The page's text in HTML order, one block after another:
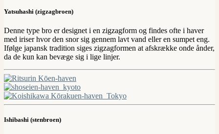
Yatsuhashi (zigzagbroen)
Denne type bro er designet i en zigzagform og findes ofte i haver
med iriser hvor den snor sig gennem lavt vand eller en sumpet eng.
Ifølge japansk tradition siges zigzagformen at afskrække onde ånder,
da de kun kan bevæge sig i lige linjer.
Ishibashi (stenbroen)